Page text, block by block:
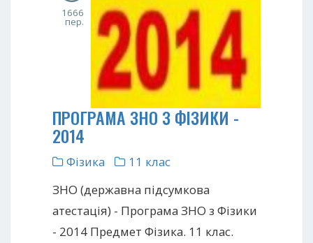
1666
пер.
ПРОГРАМА ЗНО З ФІЗИКИ -
2014
Фізика
11 клас
ЗНО (державна підсумкова
атестація) - Програма ЗНО з Фізики
- 2014 Предмет Фізика. 11 клас.